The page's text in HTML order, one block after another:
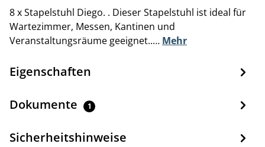
8 x Stapelstuhl Diego. . Dieser Stapelstuhl ist ideal für
Wartezimmer, Messen, Kantinen und
Veranstaltungsräume geeignet..… Mehr
Eigenschaften
Dokumente 1
Sicherheitshinweise